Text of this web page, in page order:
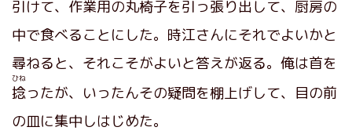
引けて、作業用の丸椅子を引っ張り出して、厨房の
中で食べることにした。時江さんにそれでよいかと
尋ねると、それこそがよいと答えが返る。俺は首を
捻
ひね
ったが、いったんその疑問を棚上げして、目の前
の皿に集中しはじめた。